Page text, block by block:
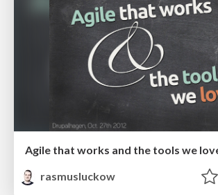
Agile that works and the tools we
rasmusluckow